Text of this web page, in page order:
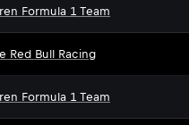
Formula 1 Team
Red Bull Racing
Formula 1 Team